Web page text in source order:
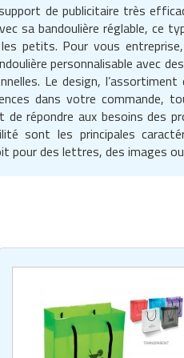
de publicitaire très
sa bandoulière réglable, ce
petits. Pour vous
personnalisable avec
Le design, l’assortiment
dans votre commande,
de répondre aux besoins des
sont les principales
pour des lettres, des images